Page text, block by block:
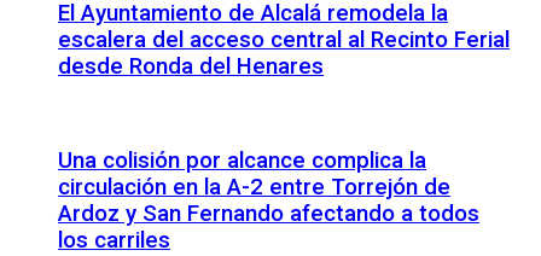
El Ayuntamiento de Alcalá remodela la
escalera del acceso central al Recinto Ferial
desde Ronda del Henares
Una colisión por alcance complica la
circulación en la A-2 entre Torrejón de
Ardoz y San Fernando afectando a todos
los carriles